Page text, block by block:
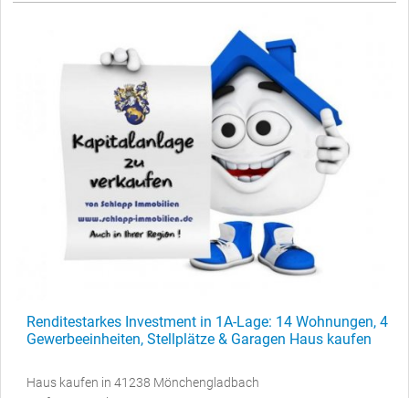
Renditestarkes Investment in 1A-Lage: 14 Wohnungen, 4
Gewerbeeinheiten, Stellplätze & Garagen Haus kaufen
Haus kaufen in 41238 Mönchengladbach